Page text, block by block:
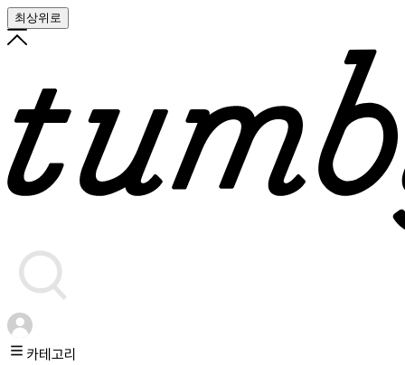
최상위로
카테고리